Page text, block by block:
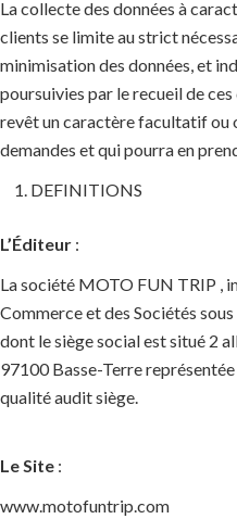
La collecte des données à
clients se limite au strict
minimisation des données, et
poursuivies par le recueil de
revêt un caractère facultatif ou
demandes et qui pourra en
DEFINITIONS
L’Éditeur :
La société MOTO FUN TRIP ,
Commerce et des Sociétés
dont le siège social est situé 2
97100 Basse-Terre
qualité audit siège.
Le Site :
www.motofuntrip.com